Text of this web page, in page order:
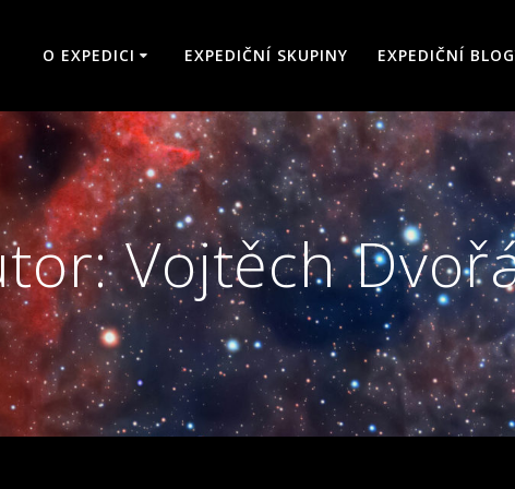
O EXPEDICI EXPEDIČNÍ SKUPINY EXPEDIČNÍ
Vojtěch